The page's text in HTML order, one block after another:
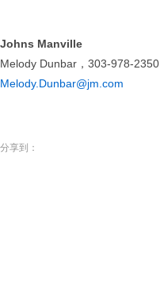
Johns Manville
Melody Dunbar，303-978-2350
Melody.Dunbar@jm.com
分享到：